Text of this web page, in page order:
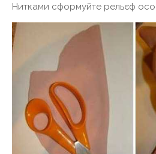
Нитками сформуйте рельєф